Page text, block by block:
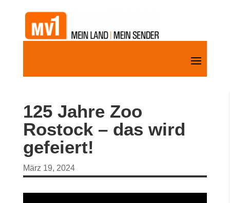
125 Jahre Zoo
Rostock – das wird
gefeiert!
März 19, 2024